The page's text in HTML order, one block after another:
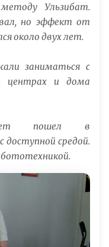
Ульзибат.
но эффект от
около двух лет.
заниматься с
центрах и дома
пошел в
доступной средой.